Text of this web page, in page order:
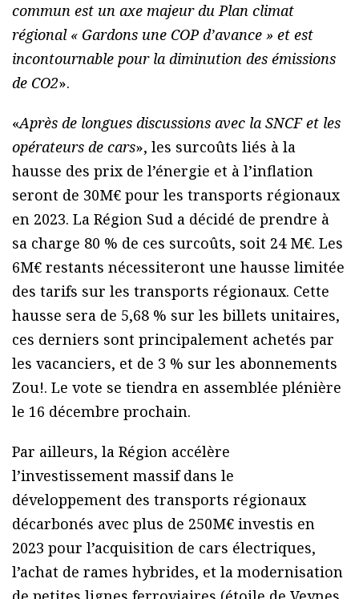
commun est un axe majeur du Plan climat
régional « Gardons une COP d’avance » et est
incontournable pour la diminution des émissions
de CO2».
«Après de longues discussions avec la SNCF et les
opérateurs de cars», les surcoûts liés à la
hausse des prix de l’énergie et à l’inflation
seront de 30M€ pour les transports régionaux
en 2023. La Région Sud a décidé de prendre à
sa charge 80 % de ces surcoûts, soit 24 M€. Les
6M€ restants nécessiteront une hausse limitée
des tarifs sur les transports régionaux. Cette
hausse sera de 5,68 % sur les billets unitaires,
ces derniers sont principalement achetés par
les vacanciers, et de 3 % sur les abonnements
Zou!. Le vote se tiendra en assemblée plénière
le 16 décembre prochain.
Par ailleurs, la Région accélère
l’investissement massif dans le
développement des transports régionaux
décarbonés avec plus de 250M€ investis en
2023 pour l’acquisition de cars électriques,
l’achat de rames hybrides, et la modernisation